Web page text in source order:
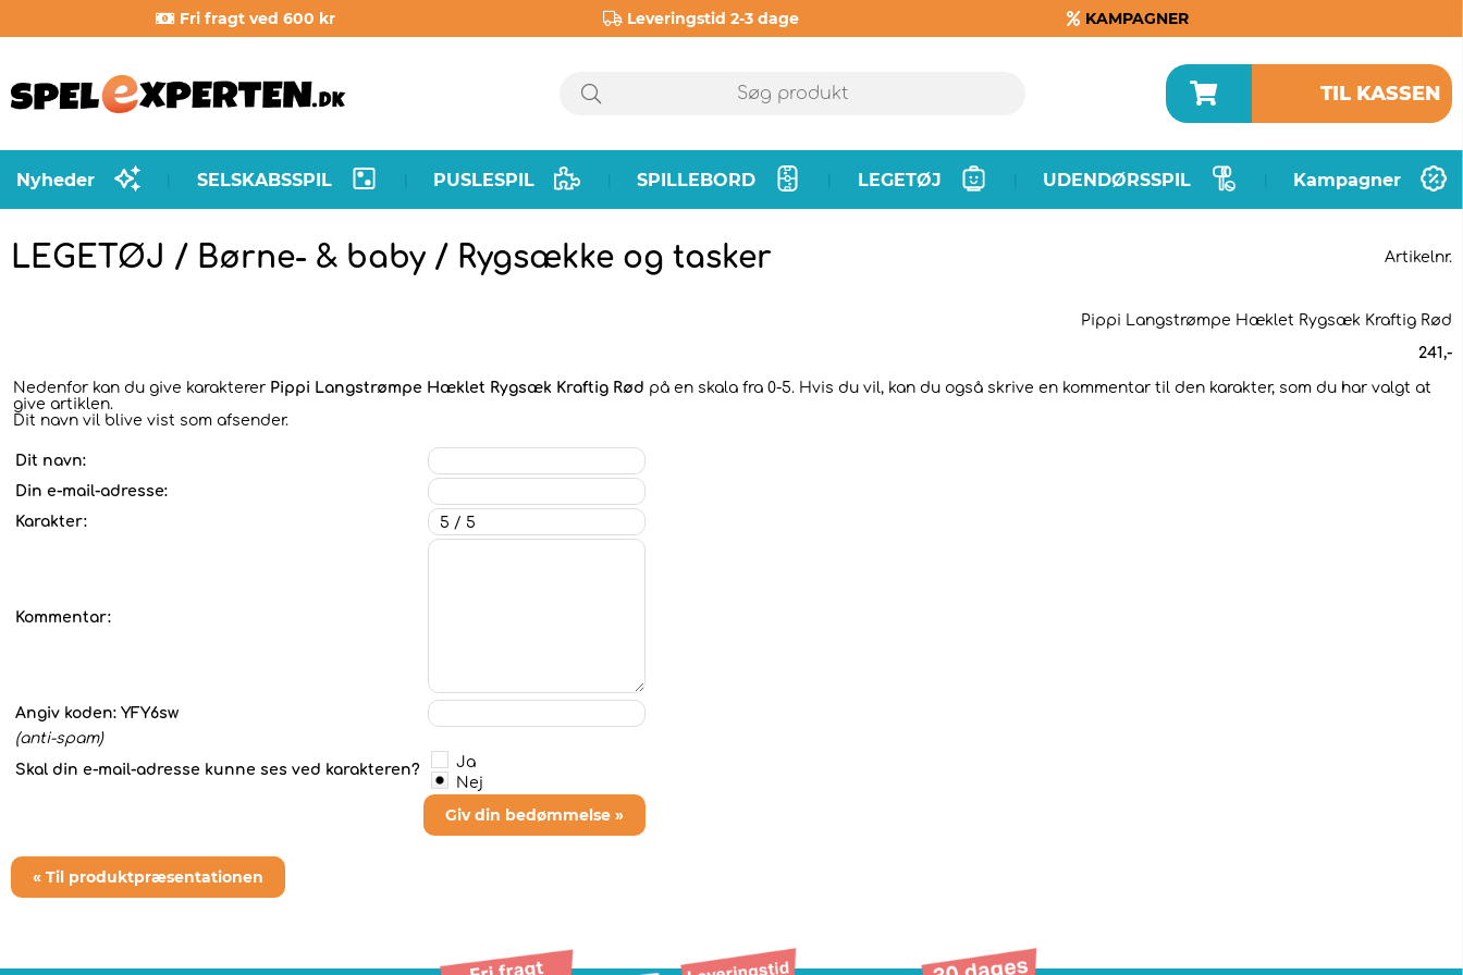
Fri fragt ved 600 kr Leveringstid 2-3 dage KAMPAGNER
TIL KASSEN
Nyheder SELSKABSSPIL PUSLESPIL SPILLEBORD LEGETØJ UDENDØRSSPIL Kampagner
LEGETØJ / Børne- & baby / Rygsække og tasker Artikelnr.
Pippi Langstrømpe Hæklet Rygsæk Kraftig Rød
241,-
Nedenfor kan du give karakterer Pippi Langstrømpe Hæklet Rygsæk Kraftig Rød på en skala fra 0-5. Hvis du vil, kan du også skrive en kommentar til den karakter, som du har valgt at
give artiklen.
Dit navn vil blive vist som afsender.
Dit navn:
Din e-mail-adresse:
Karakter:
Kommentar:
Angiv koden: YFY6sw
(anti-spam)
Skal din e-mail-adresse kunne ses ved karakteren?
Ja
Nej
Giv din bedømmelse »
« Til produktpræsentationen